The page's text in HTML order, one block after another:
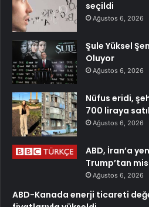
seçildi
Ağustos 6, 2026
Şule Yüksel
Oluyor
Ağustos 6, 2026
Nüfus eridi,
700 liraya
Ağustos 6, 2026
ABD, İran’a
Trump’tan
Ağustos 6, 2026
ABD-Kanada enerji ticareti